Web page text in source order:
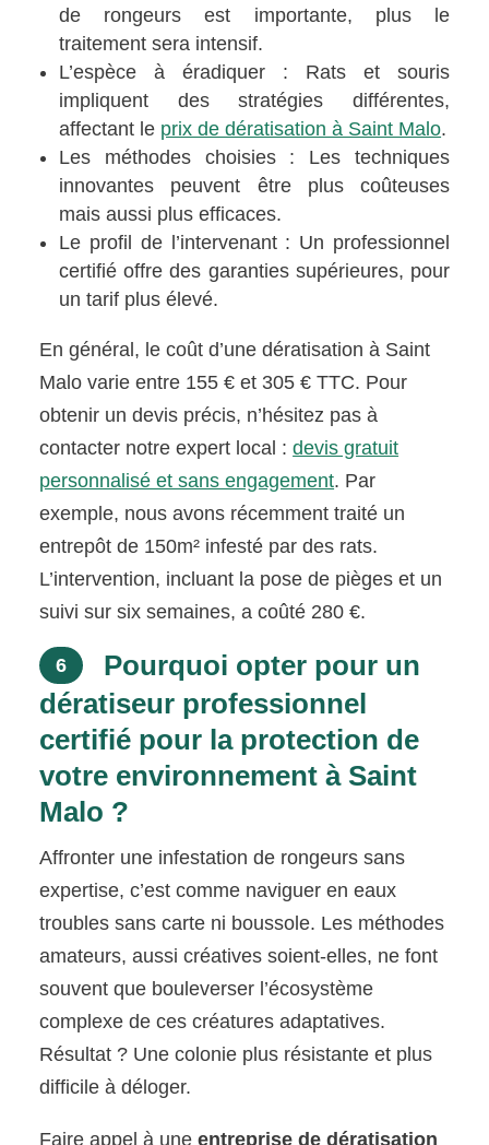
de rongeurs est importante, plus le
traitement sera intensif.
L’espèce à éradiquer : Rats et souris
impliquent des stratégies différentes,
affectant le prix de dératisation à Saint Malo.
Les méthodes choisies : Les techniques
innovantes peuvent être plus coûteuses
mais aussi plus efficaces.
Le profil de l’intervenant : Un professionnel
certifié offre des garanties supérieures, pour
un tarif plus élevé.
En général, le coût d’une dératisation à Saint
Malo varie entre 155 € et 305 € TTC. Pour
obtenir un devis précis, n’hésitez pas à
contacter notre expert local :devis gratuit
personnalisé et sans engagement. Par
exemple, nous avons récemment traité un
entrepôt de 150m² infesté par des rats.
L’intervention, incluant la pose de pièges et un
suivi sur six semaines, a coûté 280 €.
6
Pourquoi opter pour un
dératiseur professionnel
certifié pour la protection de
votre environnement à Saint
Malo ?
Affronter une infestation de rongeurs sans
expertise, c’est comme naviguer en eaux
troubles sans carte ni boussole. Les méthodes
amateurs, aussi créatives soient-elles, ne font
souvent que bouleverser l’écosystème
complexe de ces créatures adaptatives.
Résultat ? Une colonie plus résistante et plus
difficile à déloger.
Faire appel à uneentreprise de dératisation